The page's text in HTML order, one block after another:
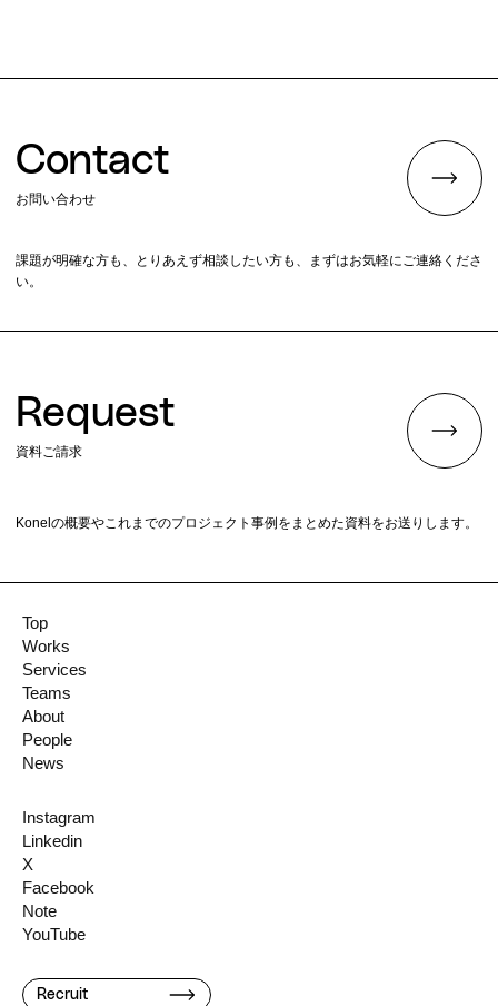
Top
Works
Services
Teams
About
People
News
Instagram
Linkedin
X
Facebook
Note
YouTube
Recruit
Contact
お問い合わせ
課題が明確な方も、とりあえず相談したい方も、まずはお気軽にご連絡くださ
い。
Request
資料ご請求
Konelの概要やこれまでのプロジェクト事例をまとめた資料をお送りします。